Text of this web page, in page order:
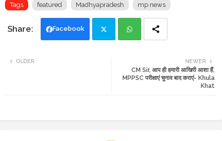
Tags featured Madhyapradesh mp news
Facebook
ats
NEWER
CM Sir, आप ही हमारी आखिरी आशा हैं,
MPPSC परीक्षाएं चुनाव बाद कराएं- Khula
Khat
OLDER